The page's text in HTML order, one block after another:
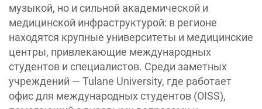
музыкой, но и сильной академической и
медицинской инфраструктурой: в регионе
находятся крупные университеты и медицинские
центры, привлекающие международных
студентов и специалистов. Среди заметных
учреждений — Tulane University, где работает
офис для международных студентов (OISS),